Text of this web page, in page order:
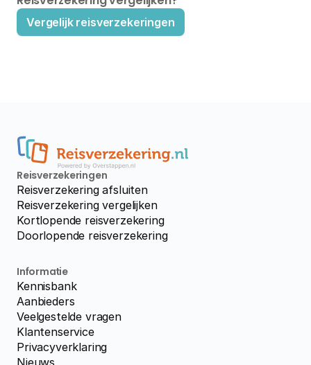
Vergelijk reisverzekeringen
Reisverzekeringen
Reisverzekering afsluiten
Reisverzekering vergelijken
Kortlopende reisverzekering
Doorlopende reisverzekering
Informatie
Kennisbank
Aanbieders
Veelgestelde vragen
Klantenservice
Privacyverklaring
Nieuws